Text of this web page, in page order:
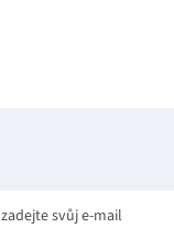
zadejte svůj e-mail